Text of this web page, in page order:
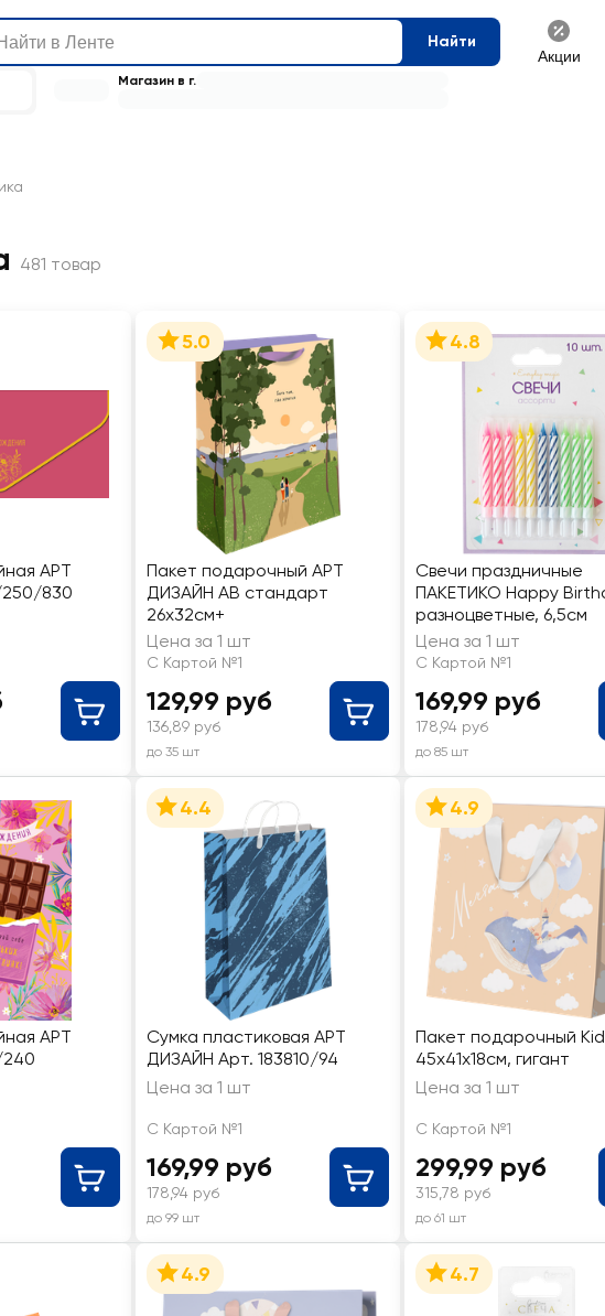
Найти
Акции
Магазин в г.
481 товар
праздника
АРТ
830
5.0
Пакет подарочный АРТ
ДИЗАЙН АВ стандарт
26х32см+
Цена за 1 шт
С Картой №1
129,99 руб
136,89 руб
до 35 шт
4.8
Свечи праздничные
ПАКЕТИКО Happy
разноцветные, 6,5см
Цена за 1 шт
С Картой №1
169,99 руб
178,94 руб
до 85 шт
АРТ
4.4
Сумка пластиковая АРТ
ДИЗАЙН Арт. 183810/94
Цена за 1 шт
С Картой №1
169,99 руб
178,94 руб
до 99 шт
4.9
Пакет подарочный
45х41х18см, гигант
Цена за 1 шт
С Картой №1
299,99 руб
315,78 руб
до 61 шт
4.9 4.7